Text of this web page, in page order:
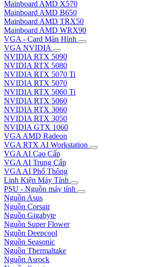
Mainboard AMD X570
Mainboard AMD B650
Mainboard AMD TRX50
Mainboard AMD WRX90
VGA - Card Màn Hình
VGA NVIDIA
NVIDIA RTX 5090
NVIDIA RTX 5080
NVIDIA RTX 5070 Ti
NVIDIA RTX 5070
NVIDIA RTX 5060 Ti
NVIDIA RTX 5060
NVIDIA RTX 3060
NVIDIA RTX 3050
NVIDIA GTX 1060
VGA AMD Radeon
VGA RTX AI Workstation
VGA AI Cao Cấp
VGA AI Trung Cấp
VGA AI Phổ Thông
Linh Kiện Máy Tính
PSU - Nguồn máy tính
Nguồn Asus
Nguồn Corsair
Nguồn Gigabyte
Nguồn Super Flower
Nguồn Deepcool
Nguồn Seasonic
Nguồn Thermaltake
Nguồn Asrock